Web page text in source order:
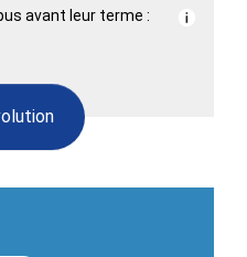
avant leur terme :